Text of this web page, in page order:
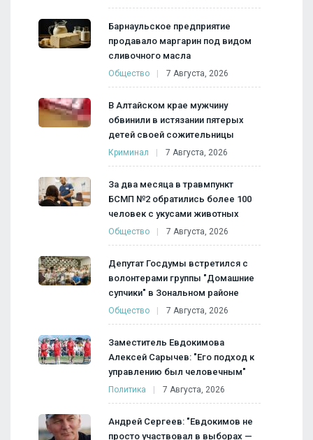
Барнаульское предприятие
продавало маргарин под видом
сливочного масла
Общество 7 Августа, 2026
В Алтайском крае мужчину
обвинили в истязании пятерых
детей своей сожительницы
Криминал 7 Августа, 2026
За два месяца в травмпункт
БСМП №2 обратились более 100
человек с укусами животных
Общество 7 Августа, 2026
Депутат Госдумы встретился с
волонтерами группы "Домашние
супчики" в Зональном районе
Общество 7 Августа, 2026
Заместитель Евдокимова
Алексей Сарычев: "Его подход к
управлению был человечным"
Политика 7 Августа, 2026
Андрей Сергеев: "Евдокимов не
просто участвовал в выборах —